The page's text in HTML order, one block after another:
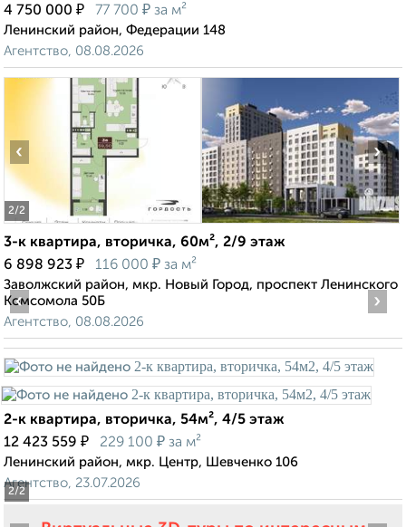
4 750 000 ₽ 77 700 ₽ за м²
Ленинский район, Федерации 148
Агентство, 08.08.2026
2/2
‹ ›
3-к квартира, вторичка, 60м², 2/9 этаж
6 898 923 ₽ 116 000 ₽ за м²
Заволжский район, мкр. Новый Город, проспект Ленинского
Комсомола 50Б
Агентство, 08.08.2026
2/2
‹ ›
2-к квартира, вторичка, 54м², 4/5 этаж
12 423 559 ₽ 229 100 ₽ за м²
Ленинский район, мкр. Центр, Шевченко 106
Агентство, 23.07.2026